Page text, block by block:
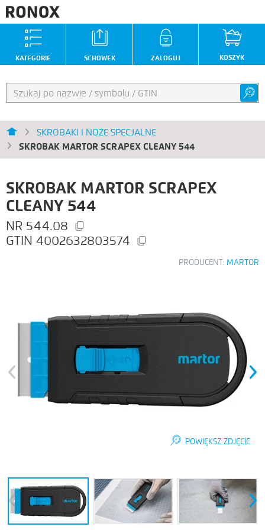
ZALOGUJ KOSZYK
SCHOWEK
KATEGORIE
SKROBAKI I NOŻE SPECJALNE
SKROBAK MARTOR SCRAPEX CLEANY 544
SKROBAK MARTOR SCRAPEX
CLEANY 544
544.08
4002632803574
PRODUCENT: MARTOR
Previous
POWIĘKSZ ZDJĘCIE
Next
Previous Next